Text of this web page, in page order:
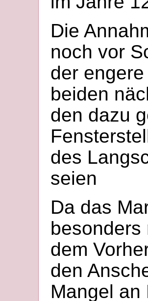
Die
noch vor
der
beiden
den dazu
des
seien
Da das
besonders
dem
den
Mangel an